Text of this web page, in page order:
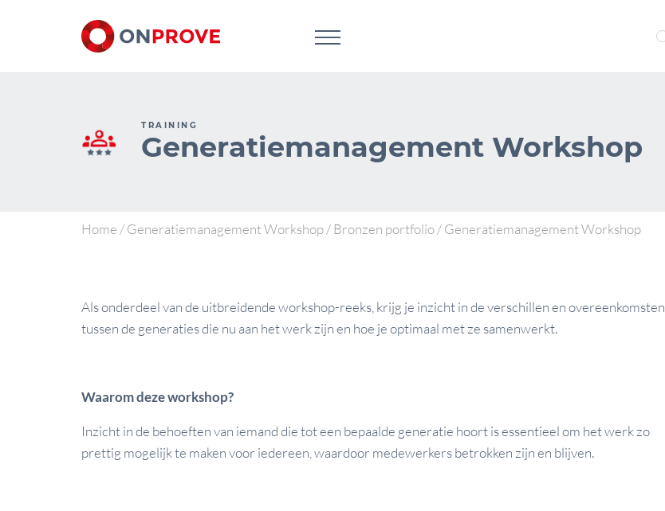
TRAINING
Generatiemanagement Workshop
Home /Generatiemanagement Workshop/ Bronzen portfolio/Generatiemanagement Workshop
Als onderdeel van de uitbreidende workshop-reeks, krijg je inzicht in de verschillen en overeenkomsten
tussen de generaties die nu aan het werk zijn en hoe je optimaal met ze samenwerkt.
Waarom deze workshop?
Inzicht in de behoeften van iemand die tot een bepaalde generatie hoort is essentieel om het werk zo
prettig mogelijk te maken voor iedereen, waardoor medewerkers betrokken zijn en blijven.